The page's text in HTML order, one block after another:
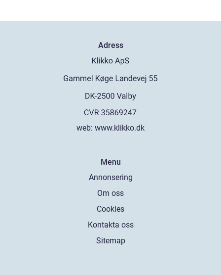
Adress
web: www.klikko.dk
Menu
Annonsering
Om oss
Cookies
Kontakta oss
Sitemap